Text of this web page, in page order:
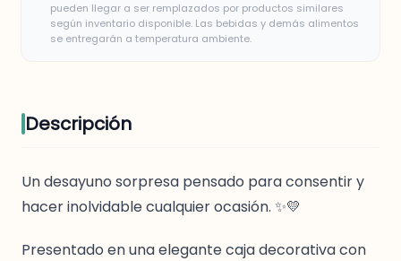
pueden llegar a ser remplazados por productos similares
según inventario disponible. Las bebidas y demás alimentos
se entregarán a temperatura ambiente.
Descripción
Un desayuno sorpresa pensado para consentir y
hacer inolvidable cualquier ocasión. ✨💛
Presentado en una elegante caja decorativa con